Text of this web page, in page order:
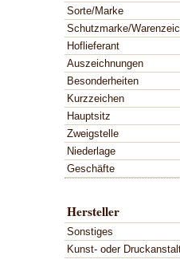
Sorte/Marke
Schutzmarke/
Hoflieferant
Auszeichnungen
Besonderheiten
Kurzzeichen
Hauptsitz
Zweigstelle
Niederlage
Geschäfte
Hersteller
Sonstiges
Kunst- oder